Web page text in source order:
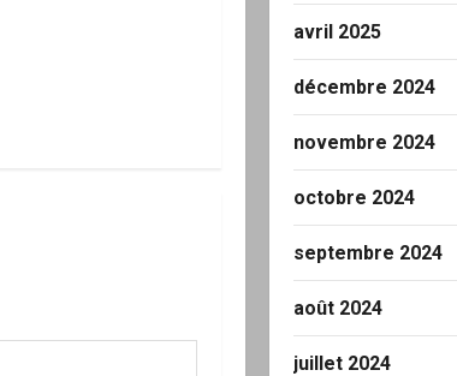
avril 2025
décembre 2024
novembre 2024
octobre 2024
septembre 2024
août 2024
juillet 2024